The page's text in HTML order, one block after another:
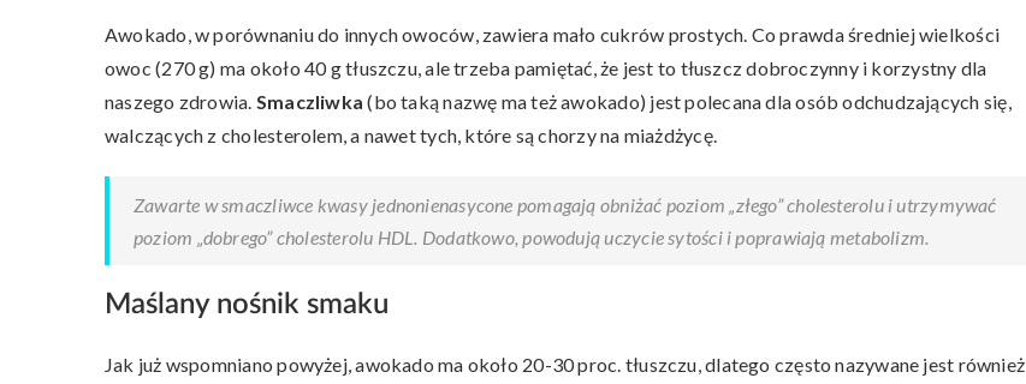
Awokado, w porównaniu do innych owoców, zawiera mało cukrów prostych. Co prawda średniej wielkości
owoc (270 g) ma około 40 g tłuszczu, ale trzeba pamiętać, że jest to tłuszcz dobroczynny i korzystny dla
naszego zdrowia. Smaczliwka (bo taką nazwę ma też awokado) jest polecana dla osób odchudzających się,
walczących z cholesterolem, a nawet tych, które są chorzy na miażdżycę.
Zawarte w smaczliwce kwasy jednonienasycone pomagają obniżać poziom „złego” cholesterolu i utrzymywać
poziom „dobrego” cholesterolu HDL. Dodatkowo, powodują uczycie sytości i poprawiają metabolizm.
Maślany nośnik smaku
Jak już wspomniano powyżej, awokado ma około 20-30 proc. tłuszczu, dlatego często nazywane jest również